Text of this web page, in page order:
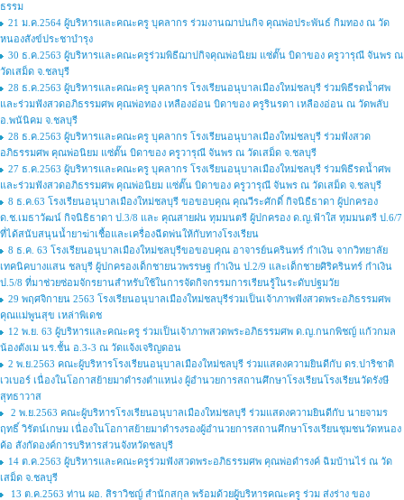
ธรรม
21 ม.ค.2564 ผู้บริหารและคณะครู บุคลากร ร่วมงานฌาปนกิจ คุณพ่อประพันธ์ กิมทอง ณ วัด
หนองสังข์ประชาบำรุง
30 ธ.ค.2563 ผู้บริหารและคณะครูร่วมพิธีฌาปกิจคุณพ่อนิยม แซ่ตั๊น บิดาของ ครูวารุณี จันพร ณ
วัดเสม็ด จ.ชลบุรี
28 ธ.ค.2563 ผู้บริหารและคณะครู บุคลากร โรงเรียนอนุบาลเมืองใหม่ชลบุรี ร่วมพิธีรดน้ำศพ
และร่วมฟังสวดอภิธรรมศพ คุณพ่อทอง เหลืองอ่อน บิดาของ ครูรินรดา เหลืองอ่อน ณ วัดพลับ
อ.พนันิคม จ.ชลบุรี
28 ธ.ค.2563 ผู้บริหารและคณะครู บุคลากร โรงเรียนอนุบาลเมืองใหม่ชลบุรี ร่วมฟังสวด
อภิธรรมศพ คุณพ่อนิยม แซ่ตั๊น บิดาของ ครูวารุณี จันพร ณ วัดเสม็ด จ.ชลบุรี
27 ธ.ค.2563 ผู้บริหารและคณะครู บุคลากร โรงเรียนอนุบาลเมืองใหม่ชลบุรี ร่วมพิธีรดน้ำศพ
และร่วมฟังสวดอภิธรรมศพ คุณพ่อนิยม แซ่ตั๊น บิดาของ ครูวารุณี จันพร ณ วัดเสม็ด จ.ชลบุรี
8 ธ.ค.63 โรงเรียนอนุบาลเมืองใหม่ชลบุรี ขอขอบคุณ คุณวีระศักดิ์ กิจนิธืธาดา ผู้ปกครอง
ด.ช.เมธาวัฒน์ กิจนิธิธาดา ป.3/8 และ คุณสายฝน ทุมมนตรี ผู้ปกครอง ด.ญ.ฟ้าใส ทุมมนตรี ป.6/7
ที่ได้สนับสนุนน้ำยาฆ่าเชื้อและเครื่องฉีดพ่นให้กับทางโรงเรียน
8 ธ.ค. 63 โรงเรียนอนุบาลเมืองใหม่ชลบุรีขอขอบคุณ อาจารย์นครินทร์ กำเงิน จากวิทยาลัย
เทคนิคบางแสน ชลบุรี ผู้ปกครองเด็กชายนวพรรษฐ กำเงิน ป.2/9 และเด็กชายศิริครินทร์ กำเงิน
ป.5/8 ที่มาช่วยซ่อมจักรยานสำหรับใช้ในการจัดกิจกรรมการเรียนรู้ในระดับปฐมวัย
29 พฤศจิกายน 2563 โรงเรียนอนุบาลเมืองใหม่ชลบุรีร่วมเป็นเจ้าภาพฟังสวดพระอภิธรรมศพ
คุณแม่พูนสุข เหล่าพิเดช
12 พ.ย. 63 ผู้บริหารและคณะครู ร่วมเป็นเจ้าภาพสวดพระอภิธรรมศพ ด.ญ.กนกพิชญ์ แก้วกมล
น้องตังเม นร.ชั้น อ.3-3 ณ วัดแจ้งเจริญดอน
2 พ.ย.2563 คณะผู้บริหารโรงเรียนอนุบาลเมืองใหม่ชลบุรี ร่วมแสดงความยินดีกับ ดร.ปาริชาติ
เวเบอร์ เนื่องในโอกาสย้ายมาดำรงตำแหน่ง ผู้อำนวยการสถานศึกษาโรงเรียนโรงเรียนวัดรังษี
สุทธาวาส
2 พ.ย.2563 คณะผู้บริหารโรงเรียนอนุบาลเมืองใหม่ชลบุรี ร่วมแสดงความยินดีกับ นายจามร
ฤทธิ์ วิรัตน์เกษม เนื่องในโอกาสย้ายมาดำรงรองผู้อำนวยการสถานศึกษาโรงเรียนชุมชนวัดหนอง
ค้อ สังกัดองค์การบริหารส่วนจังหวัดชลบุรี
14 ต.ค.2563 ผู้บริหารและคณะครูร่วมฟังสวดพระอภิธรรมศพ คุณพ่อดำรงค์ ฉิมบ้านไร่ ณ วัด
เสม็ด จ.ชลบุรี
13 ต.ค.2563 ท่าน ผอ. สิราวิชญ์ สำนักสกุล พร้อมด้วยผู้บริหารคณะครู ร่วม ส่งร่าง ของ